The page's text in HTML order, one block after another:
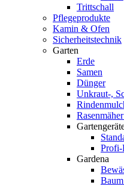
Trittschall
Pflegeprodukte
Kamin & Ofen
Sicherheitstechnik
Garten
Erde
Samen
Dünger
Unkraut-,
Profi-
Gardena